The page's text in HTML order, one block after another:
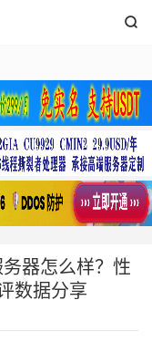

器怎么样？性
数据分享